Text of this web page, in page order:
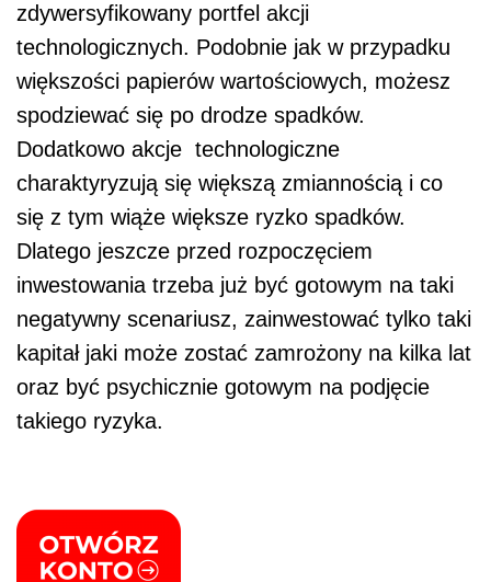
zdywersyfikowany portfel akcji
technologicznych. Podobnie jak w przypadku
większości papierów wartościowych, możesz
spodziewać się po drodze spadków.
Dodatkowo akcje technologiczne
charaktyryzują się większą zmiannością i co
się z tym wiąże większe ryzko spadków.
Dlatego jeszcze przed rozpoczęciem
inwestowania trzeba już być gotowym na taki
negatywny scenariusz, zainwestować tylko taki
kapitał jaki może zostać zamrożony na kilka lat
oraz być psychicznie gotowym na podjęcie
takiego ryzyka.